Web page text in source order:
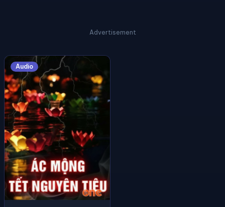
Advertisement
Audio